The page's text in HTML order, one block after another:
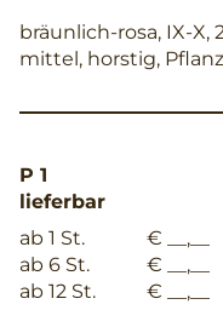
bräunlich-rosa, IX-
mittel, horstig,
P 1
lieferbar
ab 1 St.
€ __,__
ab 6 St.
€ __,__
ab 12 St.
€ __,__